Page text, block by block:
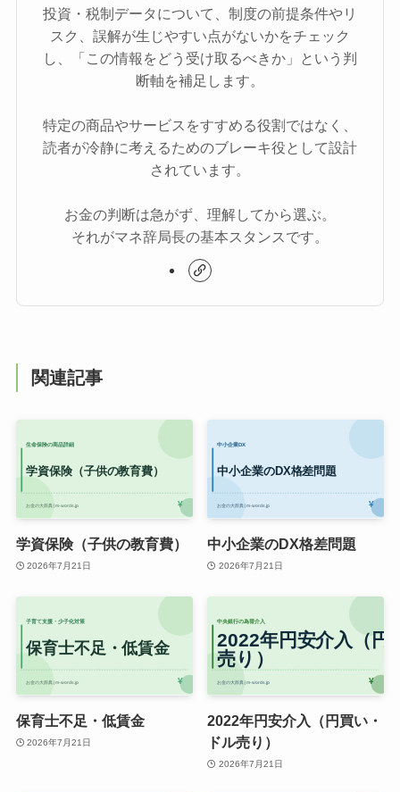
投資・税制データについて、制度の前提条件やリ
スク、誤解が生じやすい点がないかをチェック
し、「この情報をどう受け取るべきか」という判
断軸を補足します。
特定の商品やサービスをすすめる役割ではなく、
読者が冷静に考えるためのブレーキ役として設計
されています。
お金の判断は急がず、理解してから選ぶ。
それがマネ辞局長の基本スタンスです。
関連記事
学資保険（子供の教育費）
2026年7月21日
中小企業のDX格差問題
2026年7月21日
保育士不足・低賃金
2026年7月21日
2022年円安介入（円買い・
ドル売り）
2026年7月21日